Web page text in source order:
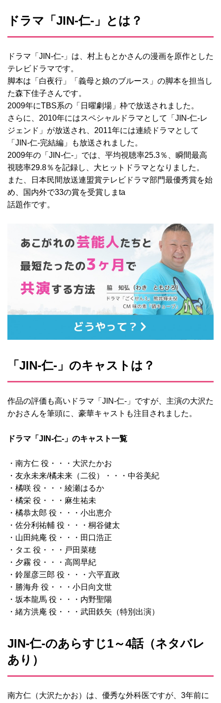
ドラマ「JIN-仁‐」とは？
ドラマ「JIN-仁‐」は、村上もとかさんの漫画を原作とした
テレビドラマです。
脚本は「白夜行」「義母と娘のブルース」の脚本を担当し
た森下佳子さんです。
2009年にTBS系の「日曜劇場」枠で放送されました。
さらに、2010年にはスペシャルドラマとして「JIN-仁‐レ
ジェンド」が放送され、2011年には連続ドラマとして
「JIN-仁‐完結編」も放送されました。
2009年の「JIN-仁‐」では、平均視聴率25.3％、瞬間最高
視聴率29.8％を記録し、大ヒットドラマとなりました。
また、日本民間放送連盟賞テレビドラマ部門最優秀賞を始
め、国内外で33の賞を受賞しまta
話題作です。
「JIN-仁‐」のキャストは？
作品の評価も高いドラマ「JIN-仁‐」ですが、主演の大沢た
かおさんを筆頭に、豪華キャストも注目されました。
ドラマ「JIN-仁‐」のキャスト一覧
・南方仁 役・・・大沢たかお
・友永未来/橘未来（二役）・・・中谷美紀
・橘咲 役・・・綾瀬はるか
・橘栄 役・・・麻生祐未
・橘恭太郎 役・・・小出恵介
・佐分利祐輔 役・・・桐谷健太
・山田純庵 役・・・田口浩正
・タエ 役・・・戸田菜穂
・夕霧 役・・・高岡早紀
・鈴屋彦三郎 役・・・六平直政
・勝海舟 役・・・小日向文世
・坂本龍馬 役・・・内野聖陽
・緒方洪庵 役・・・武田鉄矢（特別出演）
JIN-仁‐のあらすじ1～4話（ネタバレ
あり）
南方仁（大沢たかお）は、優秀な外科医ですが、3年前に